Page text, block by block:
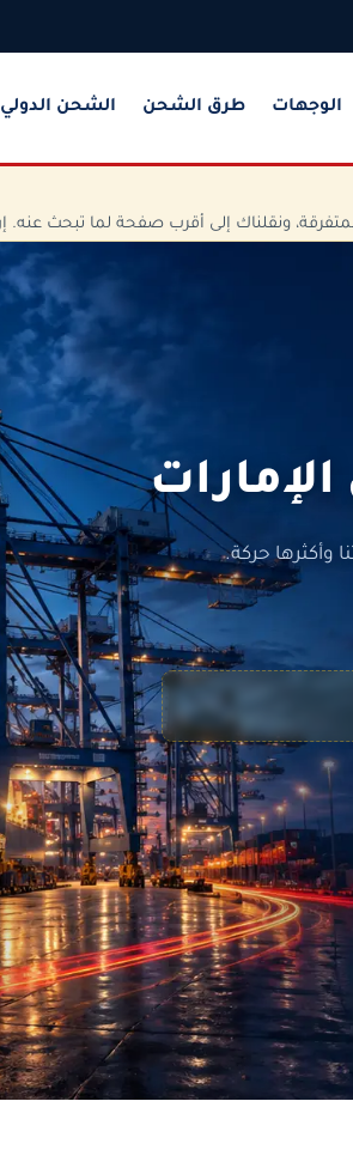
الوجهات طرق الشحن الشحن الدولي
ونقلناك إلى أقرب صفحة لما تبحث عنه. إن
وأكثرها حركة.